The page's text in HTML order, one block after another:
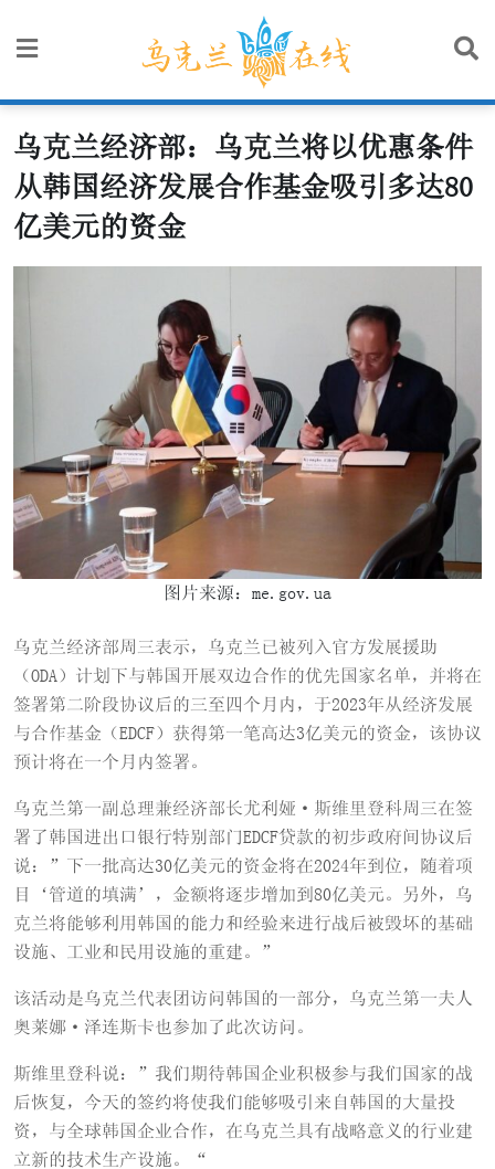
乌克兰经济部：乌克兰将以优惠条件
从韩国经济发展合作基金吸引多达80
亿美元的资金
图片来源：me.gov.ua
乌克兰经济部周三表示，乌克兰已被列入官方发展援助
（ODA）计划下与韩国开展双边合作的优先国家名单，并将在
签署第二阶段协议后的三至四个月内，于2023年从经济发展
与合作基金（EDCF）获得第一笔高达3亿美元的资金，该协议
预计将在一个月内签署。
乌克兰第一副总理兼经济部长尤利娅·斯维里登科周三在签
署了韩国进出口银行特别部门EDCF贷款的初步政府间协议后
说：”下一批高达30亿美元的资金将在2024年到位，随着项
目‘管道的填满’，金额将逐步增加到80亿美元。另外，乌
克兰将能够利用韩国的能力和经验来进行战后被毁坏的基础
设施、工业和民用设施的重建。”
该活动是乌克兰代表团访问韩国的一部分，乌克兰第一夫人
奥莱娜·泽连斯卡也参加了此次访问。
斯维里登科说：”我们期待韩国企业积极参与我们国家的战
后恢复，今天的签约将使我们能够吸引来自韩国的大量投
资，与全球韩国企业合作，在乌克兰具有战略意义的行业建
立新的技术生产设施。“